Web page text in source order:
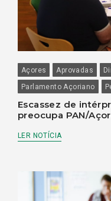
Açores Aprovadas
Parlamento Açoriano
Escassez de
preocupa PAN/
LER NOTÍCIA